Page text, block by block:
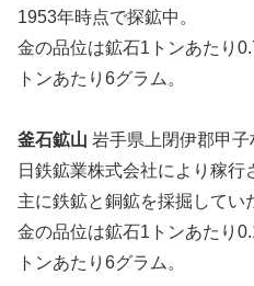
1953年時点で探鉱中。
金の品位は鉱石1トンあたり
トンあたり6グラム。
釜石鉱山 岩手県上閉伊郡甲子
日鉄鉱業株式会社により稼行
主に鉄鉱と銅鉱を採掘してい
金の品位は鉱石1トンあたり
トンあたり6グラム。